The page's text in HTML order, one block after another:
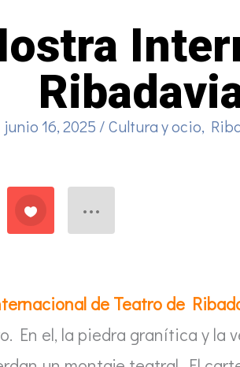
junio 16, 2025 /Cultura y ocio,
de Teatro de
En el, la piedra granítica y la